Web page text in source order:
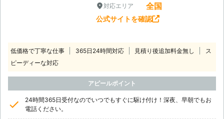
対応エリア 全国
公式サイトを確認
低価格で丁寧な仕事 365日24時間対応 見積り後追加料金無し
ス
ピーディーな対応
アピールポイント
24時間365日受付なのでいつでもすぐに駆け付け！深夜、早朝でもお
電話ください。